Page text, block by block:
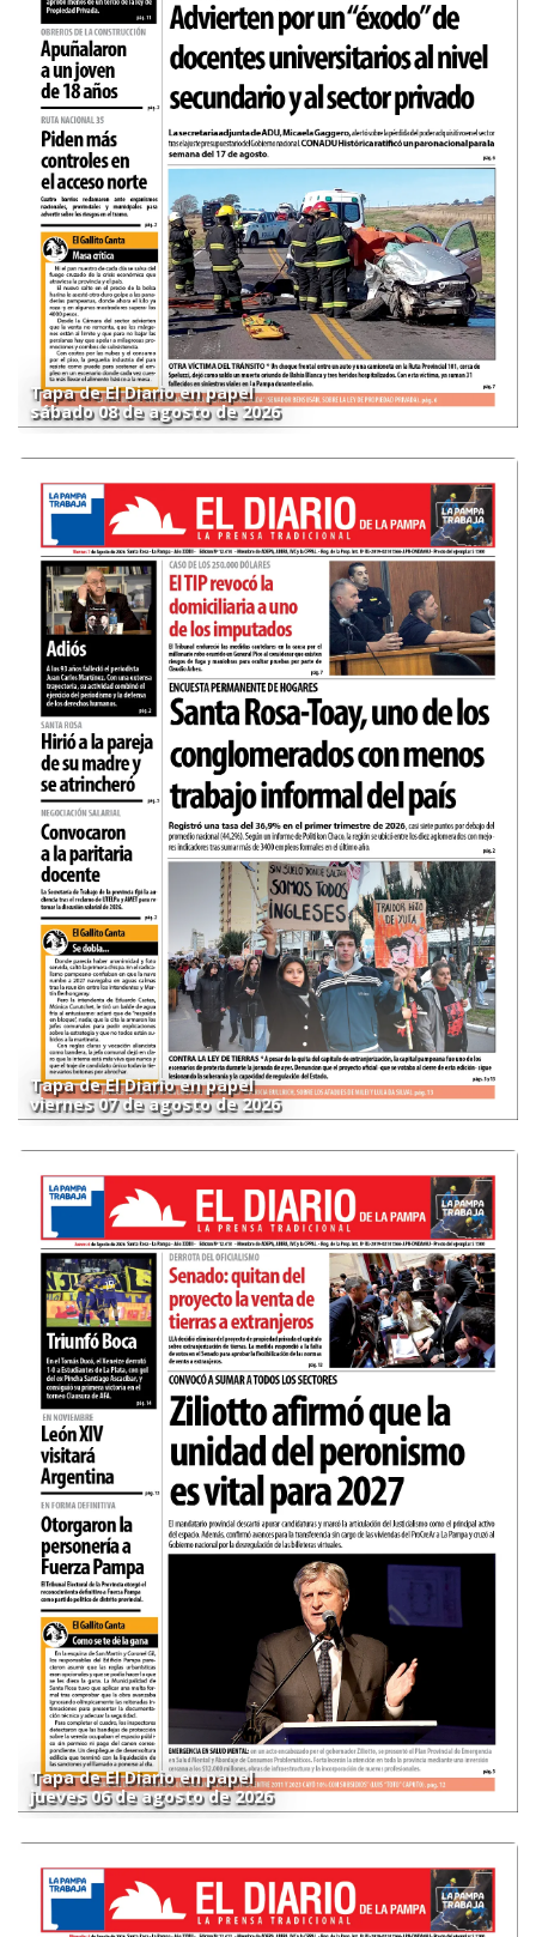
Tapa de El Diario en papel
sábado 08 de agosto de 2026
Tapa de El Diario en papel
viernes 07 de agosto de 2026
Tapa de El Diario en papel
jueves 06 de agosto de 2026